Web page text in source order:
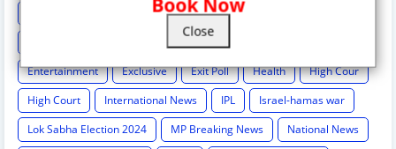
Book Now
Close
Chhattisgarh-news-update
Entertainment
Exclusive Exit Poll Health
High Cour
High Court
International News IPL
Israel-hamas war
Lok Sabha Election 2024
MP Breaking News
National News